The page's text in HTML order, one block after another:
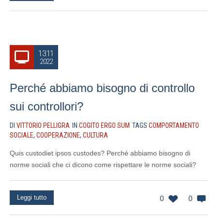
13.11
2022
Perché abbiamo bisogno di controllo
sui controllori?
DI VITTORIO PELLIGRA IN COGITO ERGO SUM TAGS COMPORTAMENTO
SOCIALE, COOPERAZIONE, CULTURA
Quis custodiet ipsos custodes? Perché abbiamo bisogno di
norme sociali che ci dicono come rispettare le norme sociali?
0 0
Leggi tutto